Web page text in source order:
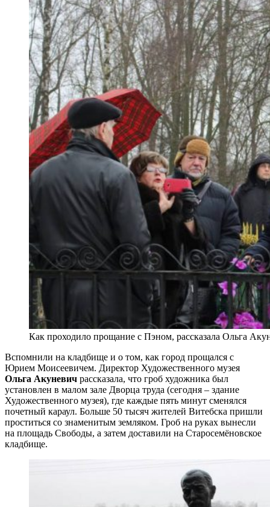
Как проходило прощание с Пэном, рассказала Ольга
Вспомнили на кладбище и о том, как город прощался с
Юрием Моисеевичем. Директор Художественного музея
Ольга Акуневич рассказала, что гроб художника был
установлен в малом зале Дворца труда (сегодня – здание
Художественного музея), где каждые пять минут сменялся
почетный караул. Больше 50 тысяч жителей Витебска пришли
проститься со знаменитым земляком. Гроб на руках вынесли
на площадь Свободы, а затем доставили на Старосемёновское
кладбище.